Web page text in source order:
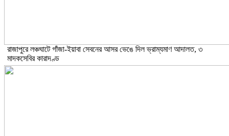
রাজাপুরে লঞ্চঘাটে গাঁজা-ইয়াবা সেবনের আসর ভেঙে দিল ভ্রাম্যমাণ আদালত, ৩
মাদকসেবির কারাদণ্ড